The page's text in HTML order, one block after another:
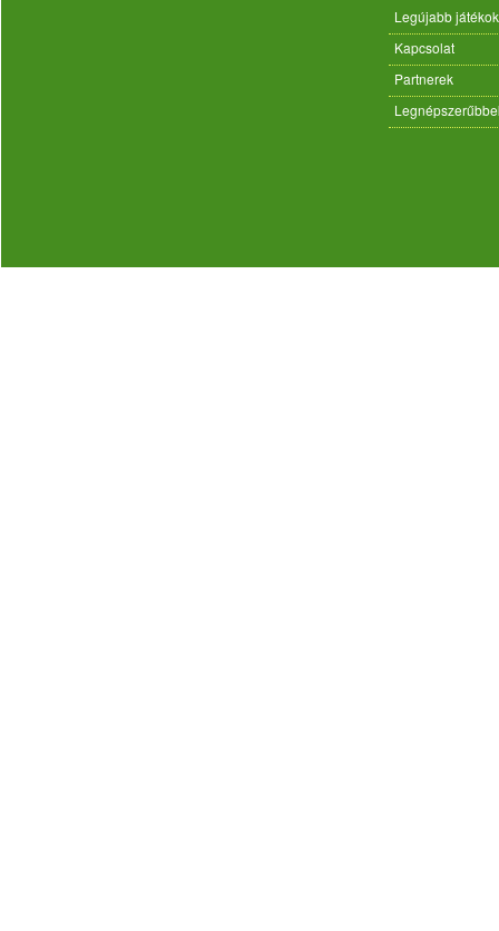
Legújabb játékok
Kapcsolat
Partnerek